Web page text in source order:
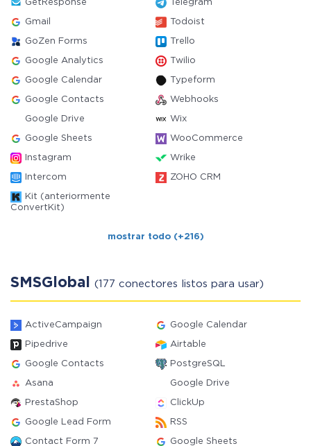
GetResponse Telegram
Gmail Todoist
GoZen Forms Trello
Google Analytics Twilio
Google Calendar Typeform
Google Contacts Webhooks
Google Drive Wix
Google Sheets WooCommerce
Instagram Wrike
Intercom ZOHO CRM
Kit (anteriormente
ConvertKit)
mostrar todo (+216)
SMSGlobal (177 conectores listos para usar)
ActiveCampaign Google Calendar
Pipedrive Airtable
Google Contacts PostgreSQL
Asana Google Drive
PrestaShop ClickUp
Google Lead Form RSS
Contact Form 7 Google Sheets